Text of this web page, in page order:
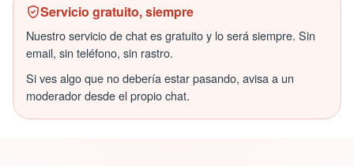
Servicio gratuito, siempre
Nuestro servicio de chat es gratuito y lo será siempre. Sin
email, sin teléfono, sin rastro.
Si ves algo que no debería estar pasando, avisa a un
moderador desde el propio chat.